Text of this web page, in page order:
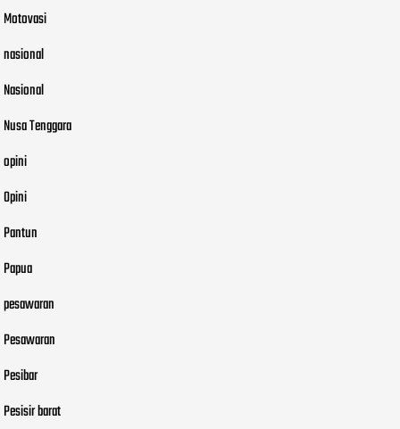
Motovasi
nasional
Nasional
Nusa Tenggara
opini
Opini
Pantun
Papua
pesawaran
Pesawaran
Pesibar
Pesisir barat